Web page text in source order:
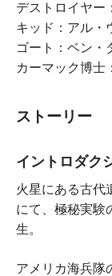
デストロイヤー
キッド：アル・
ゴート：ベン・
カーマック博士
ストーリー
イントロダク
火星にある古代
にて、極秘実験
生。
アメリカ海兵隊